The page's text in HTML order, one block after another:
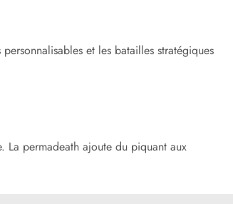
et les batailles stratégiques
La permadeath ajoute du piquant aux